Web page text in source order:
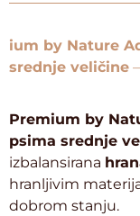
ium by Nature
srednje veličine
Premium by
psima srednje
izbalansirana
hranljivim
dobrom stanju.